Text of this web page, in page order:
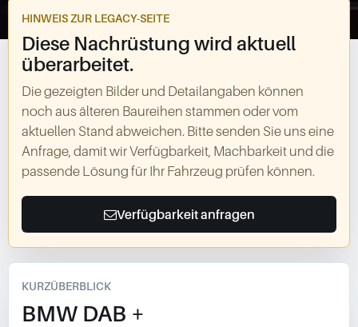
HINWEIS ZUR LEGACY-SEITE
Diese Nachrüstung wird aktuell
überarbeitet.
Die gezeigten Bilder und Detailangaben können
noch aus älteren Baureihen stammen oder vom
aktuellen Stand abweichen. Bitte senden Sie uns eine
Anfrage, damit wir Verfügbarkeit, Machbarkeit und die
passende Lösung für Ihr Fahrzeug prüfen können.
Verfügbarkeit anfragen
KURZÜBERBLICK
BMW DAB +